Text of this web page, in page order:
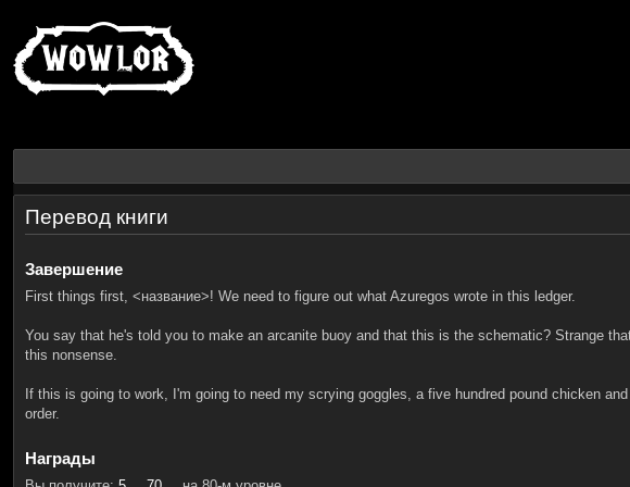
Перевод книги
Завершение
First things first, <название>! We need to figure out what Azuregos wrote in this ledger.
You say that he's told you to make an arcanite buoy and that this is the schematic? Strange
this nonsense.
If this is going to work, I'm going to need my scrying goggles, a five hundred pound chicken
order.
Награды